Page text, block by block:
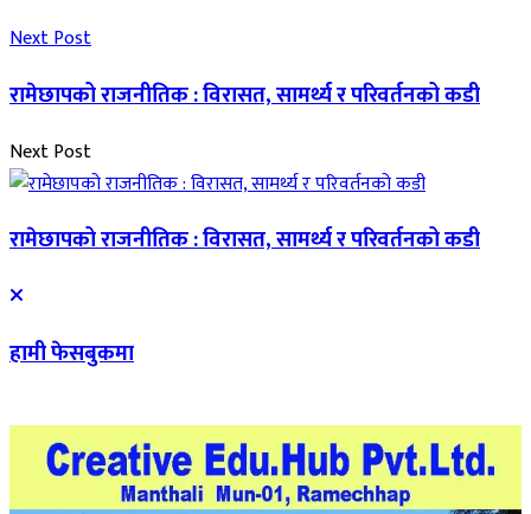
Next Post
रामेछापको राजनीतिक : विरासत, सामर्थ्य र परिवर्तनको कडी
Next Post
रामेछापको राजनीतिक : विरासत, सामर्थ्य र परिवर्तनको कडी
हामी फेसबुकमा